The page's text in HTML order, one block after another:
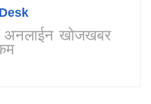
अनलाईन खोजखबर